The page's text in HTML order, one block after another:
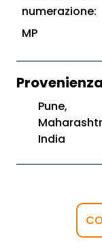
numerazione:
MP
Provenienza
Pune,
India